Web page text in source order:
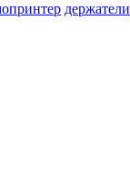
держатели